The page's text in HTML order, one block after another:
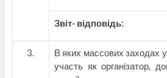
Звіт- відповідь:
В яких массових заходах
участь як організатор,